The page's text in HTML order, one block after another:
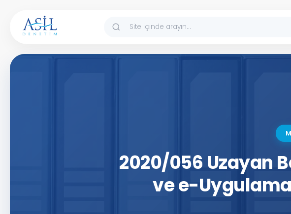
2020/056 Uzayan
ve e-